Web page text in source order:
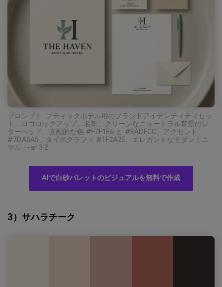
プロンプト: ブティックホテル用のブランドアイデンティティセッ
ト、ロゴロックアップ、名刺、クリーンなニュートラル背景のレ
ターヘッド、支配的な色 #F7F1E6 と #EADFCC、アクセント
#7DA6A5、タイポグラフィ #1F2A2E、エレガントなモダンミニ
マル --ar 3:2
AIで白砂パレットのビジュアルを無料で作成
3）サハラチーク